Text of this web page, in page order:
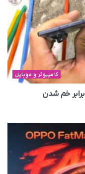
کامپیوتر و موبایل